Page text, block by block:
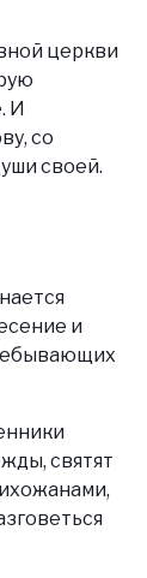
церкви
И
со
своей.
и
святят